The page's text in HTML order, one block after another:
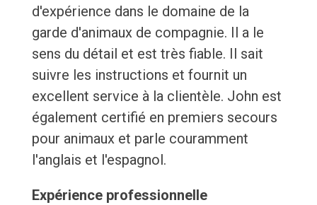
d'expérience dans le domaine de la
garde d'animaux de compagnie. Il a le
sens du détail et est très fiable. Il sait
suivre les instructions et fournit un
excellent service à la clientèle. John est
également certifié en premiers secours
pour animaux et parle couramment
l'anglais et l'espagnol.
Expérience professionnelle